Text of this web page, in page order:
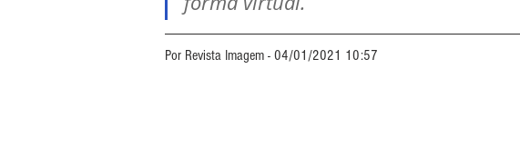
Por Revista Imagem - 04/01/2021 10:57